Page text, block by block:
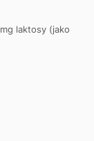
laktosy (jako